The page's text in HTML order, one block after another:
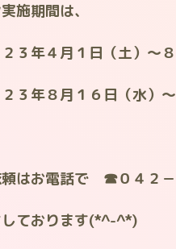
施期間は、
３年４月１日（土）～８
３年８月１６日（水）～
頼はお電話で ☎０４２－
しております(*^-^*)